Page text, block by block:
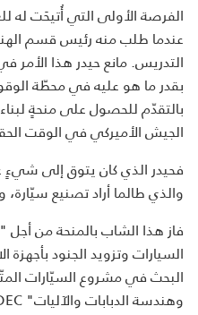
الفرصة الأولى التي أُتيحَت له
عندما طلب منه رئيس قسم
التدريس. مانع حيدر هذا الأمر
بقدر ما هو عليه في محطّة
بالتقدّم للحصول على منحةٍ
الجيش الأميركي في الوقت
فحيدر الذي كان يتوق إلى شيءٍ
والذي طالما أراد تصنيع
فاز هذا الشاب بالمنحة من أجل
السيارات وتزويد الجنود
البحث في مشروع السيّارات
وهندسة الدبابات والآليات" TARDEC التابع للجيش الأميركي.